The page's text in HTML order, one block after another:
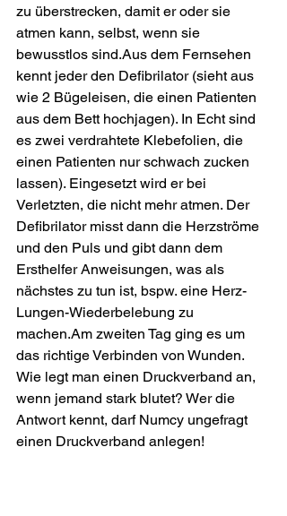
zu überstrecken, damit er oder sie
atmen kann, selbst, wenn sie
bewusstlos sind.Aus dem Fernsehen
kennt jeder den Defibrilator (sieht aus
wie 2 Bügeleisen, die einen Patienten
aus dem Bett hochjagen). In Echt sind
es zwei verdrahtete Klebefolien, die
einen Patienten nur schwach zucken
lassen). Eingesetzt wird er bei
Verletzten, die nicht mehr atmen. Der
Defibrilator misst dann die Herzströme
und den Puls und gibt dann dem
Ersthelfer Anweisungen, was als
nächstes zu tun ist, bspw. eine Herz-
Lungen-Wiederbelebung zu
machen.Am zweiten Tag ging es um
das richtige Verbinden von Wunden.
Wie legt man einen Druckverband an,
wenn jemand stark blutet? Wer die
Antwort kennt, darf Numcy ungefragt
einen Druckverband anlegen!